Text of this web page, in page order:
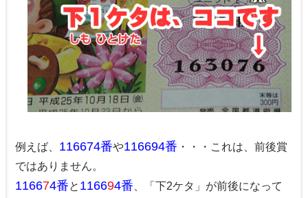
例えば、 116674番や116694番 ・・・これは、前後賞
ではありません。
116674番と 116694番 、「下2ケタ」が前後になって